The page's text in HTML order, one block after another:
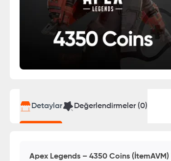
Detaylar Değerlendirmeler (0)
Apex Legends – 4350 Coins (İtemAVM)